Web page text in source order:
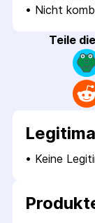
• Nicht
Teile
• Keine